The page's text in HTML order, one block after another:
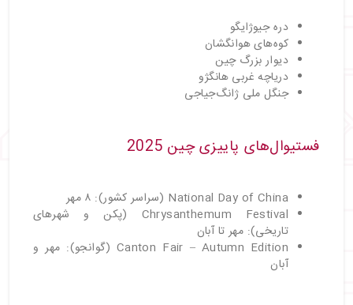
دره جیوژایگو
کوه‌های هوانگشان
دیوار بزرگ چین
دریاچه غربی هانگژو
جنگل ملی ژانگ‌جیاجی
فستیوال‌های پاییزی چین 2025
National Day of China (سراسر کشور): ۸ مهر
Chrysanthemum Festival (پکن و شهرهای
تاریخی): مهر تا آبان
Canton Fair – Autumn Edition (گوانجو): مهر و
آبان